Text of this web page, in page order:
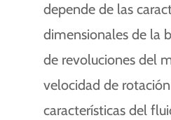
depende de las
dimensionales de la
de revoluciones del
velocidad de
características del